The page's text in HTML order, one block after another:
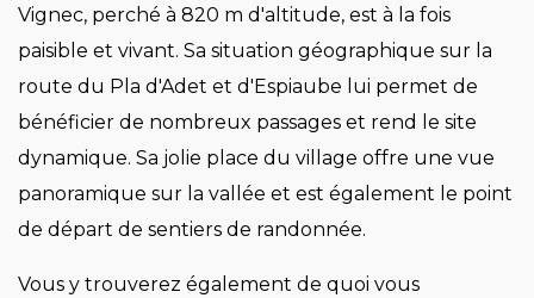
Vignec, perché à 820 m d'altitude, est à la fois
paisible et vivant. Sa situation géographique sur la
route du Pla d'Adet et d'Espiaube lui permet de
bénéficier de nombreux passages et rend le site
dynamique. Sa jolie place du village offre une vue
panoramique sur la vallée et est également le point
de départ de sentiers de randonnée.
Vous y trouverez également de quoi vous